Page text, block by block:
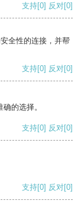
支持[0] 反对[0]
全性的连接，并帮
支持[0] 反对[0]
的选择。
支持[0] 反对[0]
支持[0] 反对[0]